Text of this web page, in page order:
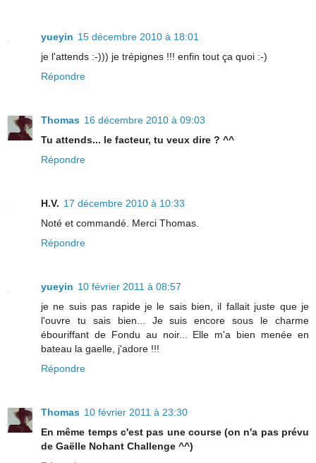
yueyin 15 décembre 2010 à 18:01
je l'attends :-))) je trépignes !!! enfin tout ça quoi :-)
Répondre
Thomas 16 décembre 2010 à 09:03
Tu attends... le facteur, tu veux dire ? ^^
Répondre
H.V. 17 décembre 2010 à 10:33
Noté et commandé. Merci Thomas.
Répondre
yueyin 10 février 2011 à 08:57
je ne suis pas rapide je le sais bien, il fallait juste que je
l'ouvre tu sais bien... Je suis encore sous le charme
ébouriffant de Fondu au noir... Elle m'a bien menée en
bateau la gaelle, j'adore !!!
Répondre
Thomas 10 février 2011 à 23:30
En même temps c'est pas une course (on n'a pas prévu
de Gaëlle Nohant Challenge ^^)